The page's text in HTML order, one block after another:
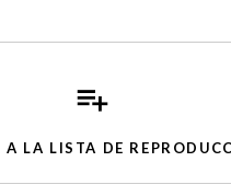
A LA LISTA DE